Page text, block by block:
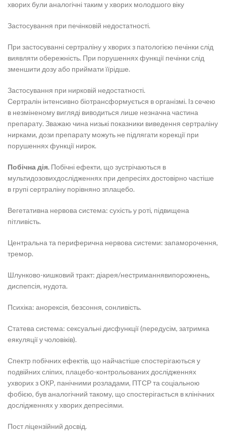
хворих були аналогічні таким у хворих молодшого віку
Застосування при печінковій недостатності.
При застосуванні сертраліну у хворих з патологією печінки слід
виявляти обережність. При порушеннях функції печінки слід
зменшити дозу або приймати їїрідше.
Застосування при нирковій недостатності.
Сертралін інтенсивно біотрансформується в організмі. Із сечею
в незміненому вигляді виводиться лише незначна частина
препарату. Зважаю чина низькі показники виведення сертраліну
нирками, дози препарату можуть не підлягати корекції при
порушеннях функції нирок.
Побічна дія. Побічні ефекти, що зустрічаються в
мультидозовихдослідженнях при депресіях достовірно частіше
в групі сертраліну порівняно зплацебо.
Вегетативна нервова система: сухість у роті, підвищена
пітливість.
Центральна та периферична нервова системи: запаморочення,
тремор.
Шлунково-кишковий тракт: діарея/нестриманнявипорожнень,
диспепсія, нудота.
Психіка: анорексія, безсоння, сонливість.
Статева система: сексуальні дисфункції (передусім, затримка
еякуляції у чоловіків).
Спектр побічних ефектів, що найчастіше спостерігаються у
подвійних сліпих, плацебо-контрольованих дослідженнях
ухворих з ОКР, панічними розладами, ПТСР та соціальною
фобією, був аналогічний такому, що спостерігається в клінічних
дослідженнях у хворих депресіями.
Пост ліцензійний досвід.